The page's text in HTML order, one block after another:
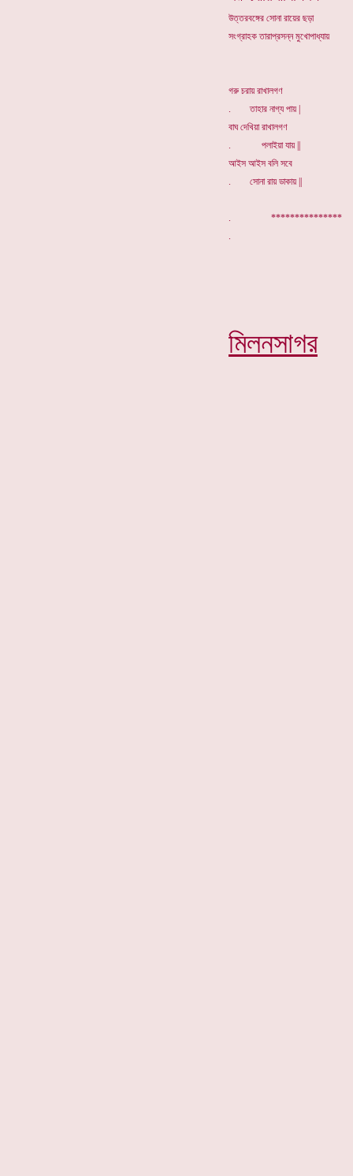
উত্তরবঙ্গের সোনা রায়ের ছড়া
সংগ্রাহক তারাপ্রসন্ন মুখোপাধ্যায়
গরু চরায় রাখালগণ
. তাহার নাগ্য পায় |
বাঘ দেখিয়া রাখালগণ
. পলাইয়া যায় ||
আইস আইস বলি সবে
. সোনা রায় ডাকায় ||
. ***************
মিলনসাগর